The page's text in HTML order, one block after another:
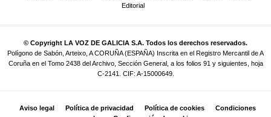
Editorial
© Copyright LA VOZ DE GALICIA S.A. Todos los derechos reservados.
Polígono de Sabón, Arteixo, A CORUÑA (ESPAÑA) Inscrita en el Registro Mercantil de A
Coruña en el Tomo 2438 del Archivo, Sección General, a los folios 91 y siguientes, hoja
C-2141. CIF: A-15000649.
Aviso legal Política de privacidad Política de cookies
Condiciones